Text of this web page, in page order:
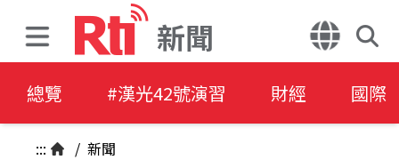
新聞
總覽 #漢光42號演習 財經 國際
::: / 新聞